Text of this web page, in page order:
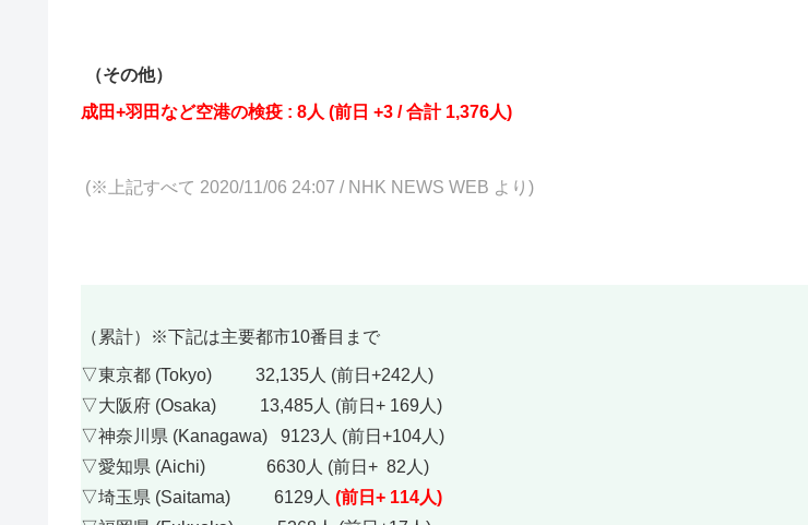
（その他）
成田+羽田など空港の検疫 : 8人 (前日 +3 / 合計 1,376人)
(※上記すべて 2020/11/06 24:07 / NHK NEWS WEB より)
（累計）※下記は主要都市10番目まで
▽東京都 (Tokyo) 32,135人 (前日+242人)
▽大阪府 (Osaka) 13,485人 (前日+ 169人)
▽神奈川県 (Kanagawa) 9123人 (前日+104人)
▽愛知県 (Aichi) 6630人 (前日+ 82人)
▽埼玉県 (Saitama) 6129人 (前日+ 114人)